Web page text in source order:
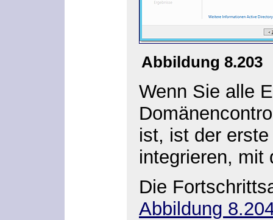
Abbildung 8.203
Wenn Sie alle
ist, ist der
integrieren, mit
Die
Abbildung